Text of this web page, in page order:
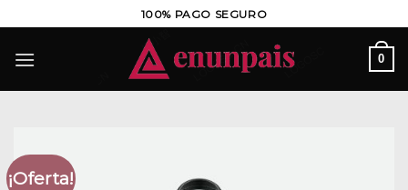
al
contenido
100% PAGO SEGURO
0
¡Oferta!